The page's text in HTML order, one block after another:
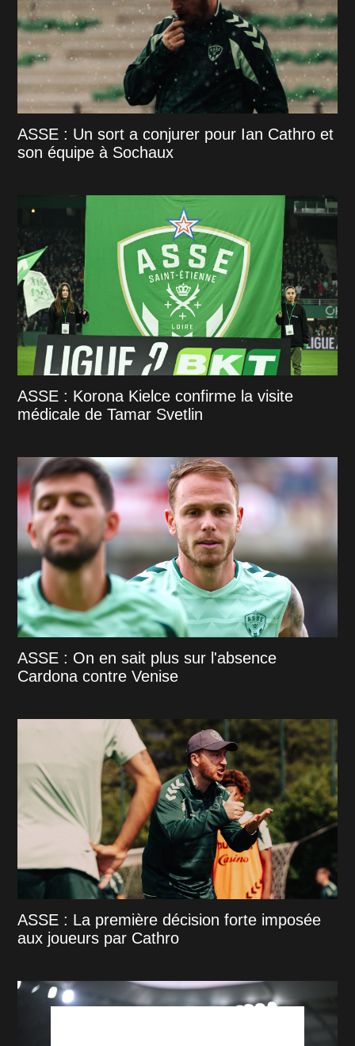
ASSE : Un sort a conjurer pour Ian Cathro et
son équipe à Sochaux
ASSE : Korona Kielce confirme la visite
médicale de Tamar Svetlin
ASSE : On en sait plus sur l'absence
Cardona contre Venise
ASSE : La première décision forte imposée
aux joueurs par Cathro